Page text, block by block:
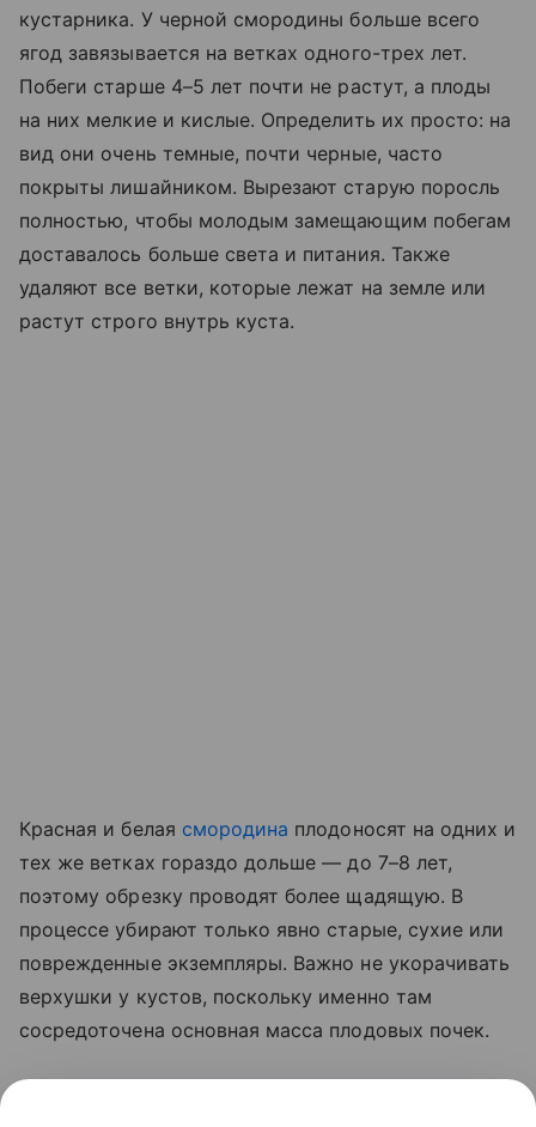
кустарника. У черной смородины больше всего
ягод завязывается на ветках одного-трех лет.
Побеги старше 4–5 лет почти не растут, а плоды
на них мелкие и кислые. Определить их просто: на
вид они очень темные, почти черные, часто
покрыты лишайником. Вырезают старую поросль
полностью, чтобы молодым замещающим побегам
доставалось больше света и питания. Также
удаляют все ветки, которые лежат на земле или
растут строго внутрь куста.
Красная и белая смородина плодоносят на одних и
тех же ветках гораздо дольше — до 7–8 лет,
поэтому обрезку проводят более щадящую. В
процессе убирают только явно старые, сухие или
поврежденные экземпляры. Важно не укорачивать
верхушки у кустов, поскольку именно там
сосредоточена основная масса плодовых почек.